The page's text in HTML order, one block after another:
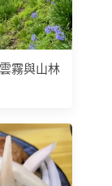
霧與山林